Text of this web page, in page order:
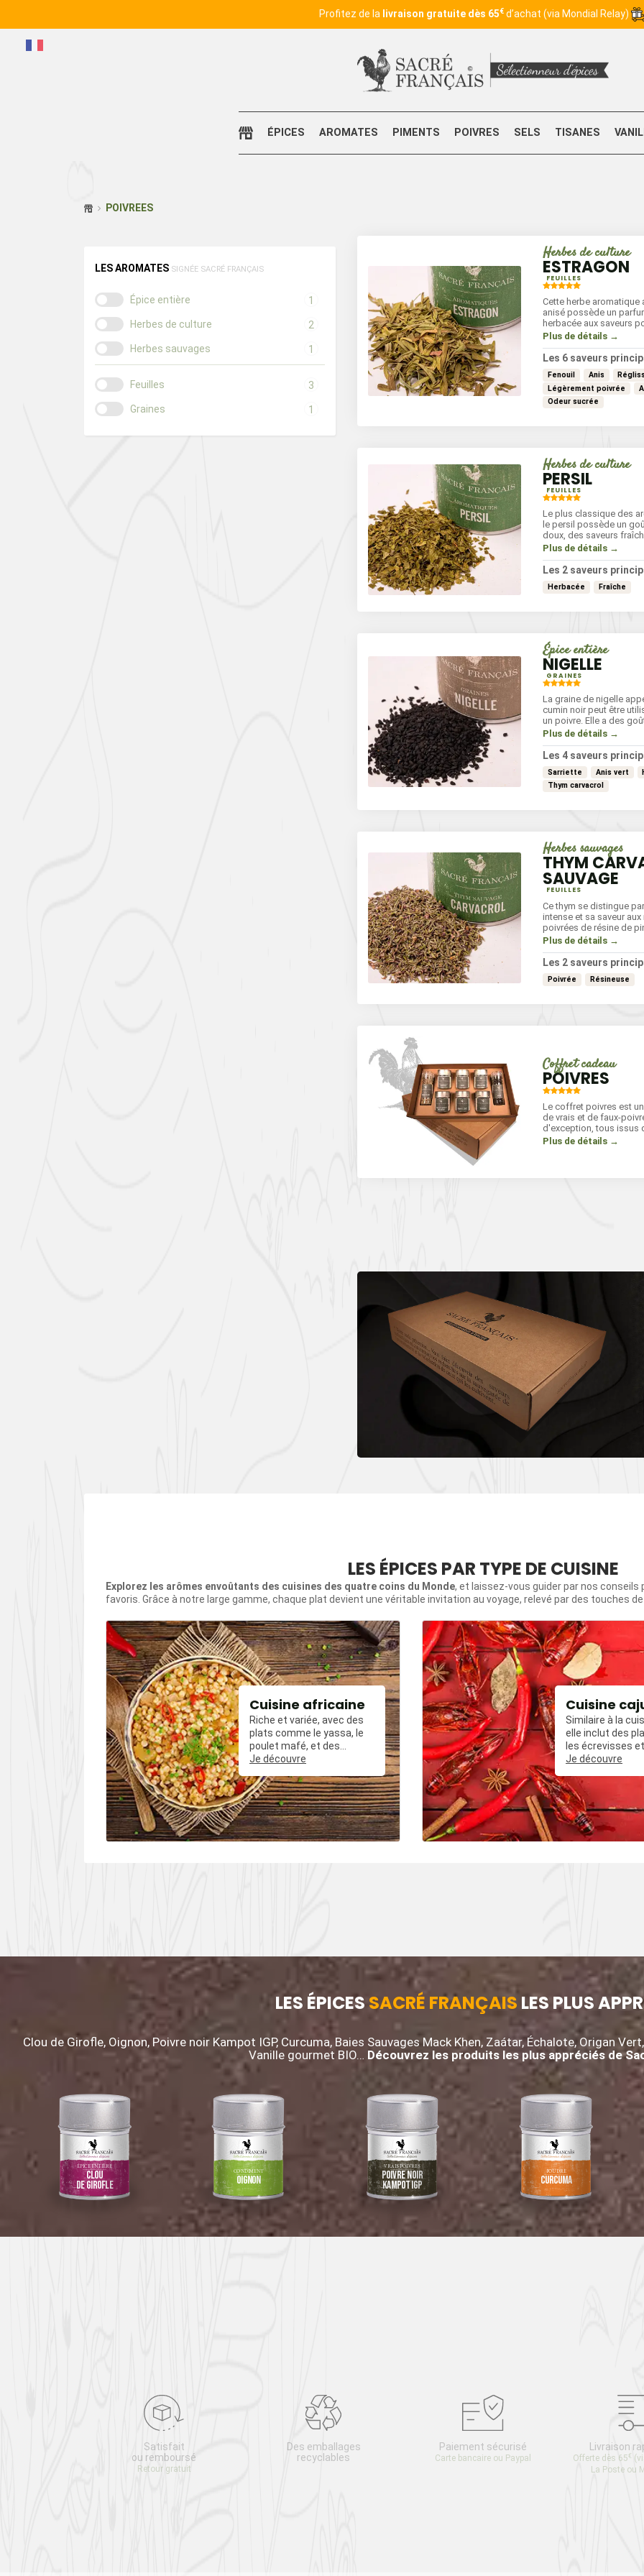
Profitez de la livraison gratuite dès 65€ d’achat (via Mondial Relay)
ÉPICES AROMATES PIMENTS POIVRES SELS TISANES
POIVREES
LES AROMATES SIGNÉE SACRÉ FRANÇAIS
Épice entière 1
Herbes de culture 2
Herbes sauvages 1
Feuilles 3
Graines 1
Herbes de culture
ESTRAGON
FEUILLES
Cette herbe aromatique
anisé possède un
herbacée aux saveurs
se marie parfaitement
blanches et les
à vos plats pour
subtilement les saveurs
vinaigrettes, marinades,
rôtis, omelettes et
Plus de détails →
Les 6 saveurs
Fenouil Anis
Légèrement poivrée
Odeur sucrée
Herbes de culture
PERSIL
FEUILLES
Le plus classique des
le persil possède un
doux, des saveurs
poivrées. Sa texture
une touche de vitalité à
Idéal dans les salades,
les plats mijotés, le
viandes.
Plus de détails →
Les 2 saveurs
Herbacée Fraîche
Épice entière
NIGELLE
GRAINES
La graine de nigelle
cumin noir peut être
un poivre. Elle a des
sarriette, de réglisse,
herbacées.
Plus de détails →
Les 4 saveurs
Sarriette Anis vert
Thym carvacrol
Herbes sauvages
THYM
SAUVAGE
FEUILLES
Ce thym se distingue
intense et sa saveur aux
poivrées de résine de
rehausser vos plats
grillades, poêlées de
mijotés, marinades,
poissons, ragoûts ou
et savoureux.
Plus de détails →
Les 2 saveurs
Poivrée Résineuse
Coffret cadeau
POIVRES
Le coffret poivres est
de vrais et de faux-
d'exception, tous issus
extraordinaires : Chine,
Plus de détails →
LES ÉPICES PAR TYPE DE CUISINE
Explorez les arômes envoûtants des cuisines des quatre coins du Monde, et laissez-vous guider par nos
favoris. Grâce à notre large gamme, chaque plat devient une véritable invitation au voyage, relevé par des touches
Cuisine africaine
Riche et variée, avec des
plats comme le yassa, le
poulet mafé, et des
influences épicées avec du
piments.
Je découvre
Cuisine
Similaire à la
elle inclut des
les écrevisses
frit épicé.
Je découvre
LES ÉPICES SACRÉ FRANÇAIS LES PLUS
Clou de Girofle, Oignon, Poivre noir Kampot IGP, Curcuma, Baies Sauvages Mack Khen, Zaátar, Échalote, Origan
Vanille gourmet BIO… Découvrez les produits les plus appréciés de
ÉPICE ENTIÈRE
Clou
de Girofle
CONDIMENT
Oignon
VRAIS POIVRES
Poivre noir
Kampot IGP
POUDRE
Curcuma
Satisfait
ou remboursé
Retour gratuit
Des emballages
recyclables
Paiement sécurisé
Carte bancaire ou Paypal
Livraison
Offerte dès 65€
La Poste ou